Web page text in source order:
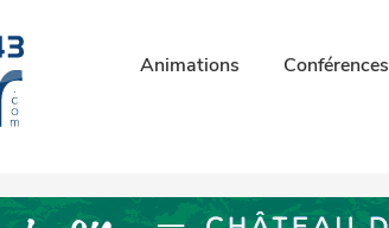
Animations Conférences